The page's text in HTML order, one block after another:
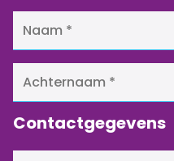
Contactgegevens